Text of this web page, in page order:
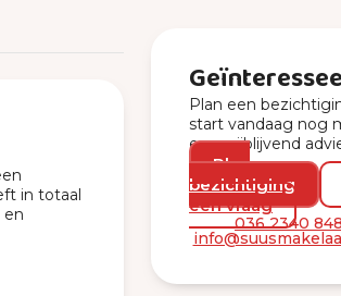
in totaal
en
Plan een
start vandaag nog
een vrijblijvend
Plan
bezichtiging
een vraag
036 2340